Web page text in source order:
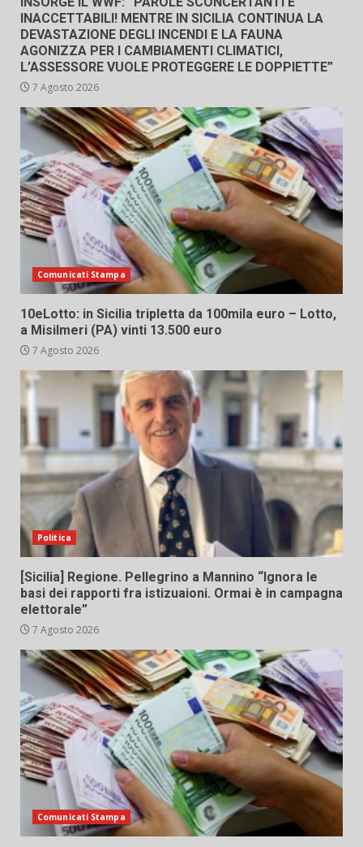
INACCETTABILI! MENTRE IN SICILIA CONTINUA LA
DEVASTAZIONE DEGLI INCENDI E LA FAUNA
AGONIZZA PER I CAMBIAMENTI CLIMATICI,
L’ASSESSORE VUOLE PROTEGGERE LE DOPPIETTE”
7 Agosto 2026
Comunicati Stampa
10eLotto: in Sicilia tripletta da 100mila euro – Lotto,
a Misilmeri (PA) vinti 13.500 euro
7 Agosto 2026
Politica
[Sicilia] Regione. Pellegrino a Mannino “Ignora le
basi dei rapporti fra istizuaioni. Ormai è in campagna
elettorale”
7 Agosto 2026
Comunicati Stampa